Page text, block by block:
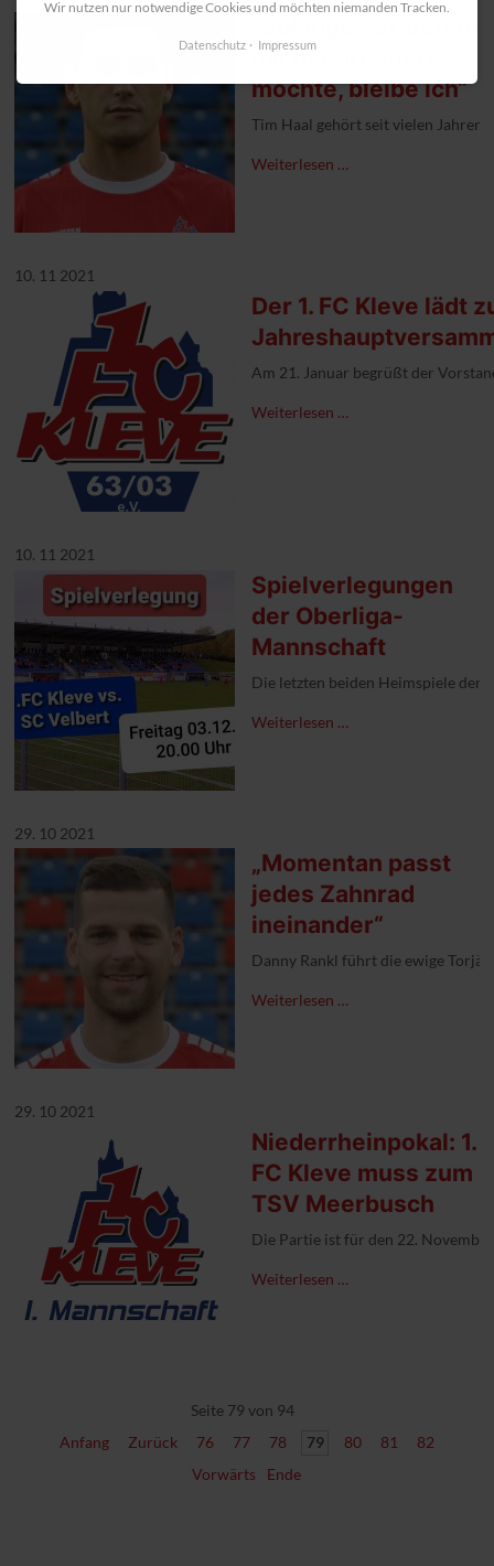
mit mir arbeiten
möchte, bleibe ich“
Tim Haal gehört seit vielen Jahren
Weiterlesen …
10. 11 2021
Der 1. FC Kleve lädt
Am 21. Januar begrüßt der
Weiterlesen …
10. 11 2021
Spielverlegungen
der Oberliga-
Mannschaft
Die letzten beiden Heimspiele der
Weiterlesen …
29. 10 2021
„Momentan passt
jedes Zahnrad
ineinander“
Danny Rankl führt die ewige
Weiterlesen …
29. 10 2021
Niederrheinpokal: 1.
FC Kleve muss zum
TSV Meerbusch
Die Partie ist für den 22.
Weiterlesen …
Seite 79 von 94
Anfang
Zurück 76 77 78 79 80 81
82
Vorwärts
Ende
Wir nutzen nur notwendige Cookies und möchten niemanden Tracken.
Datenschutz Impressum